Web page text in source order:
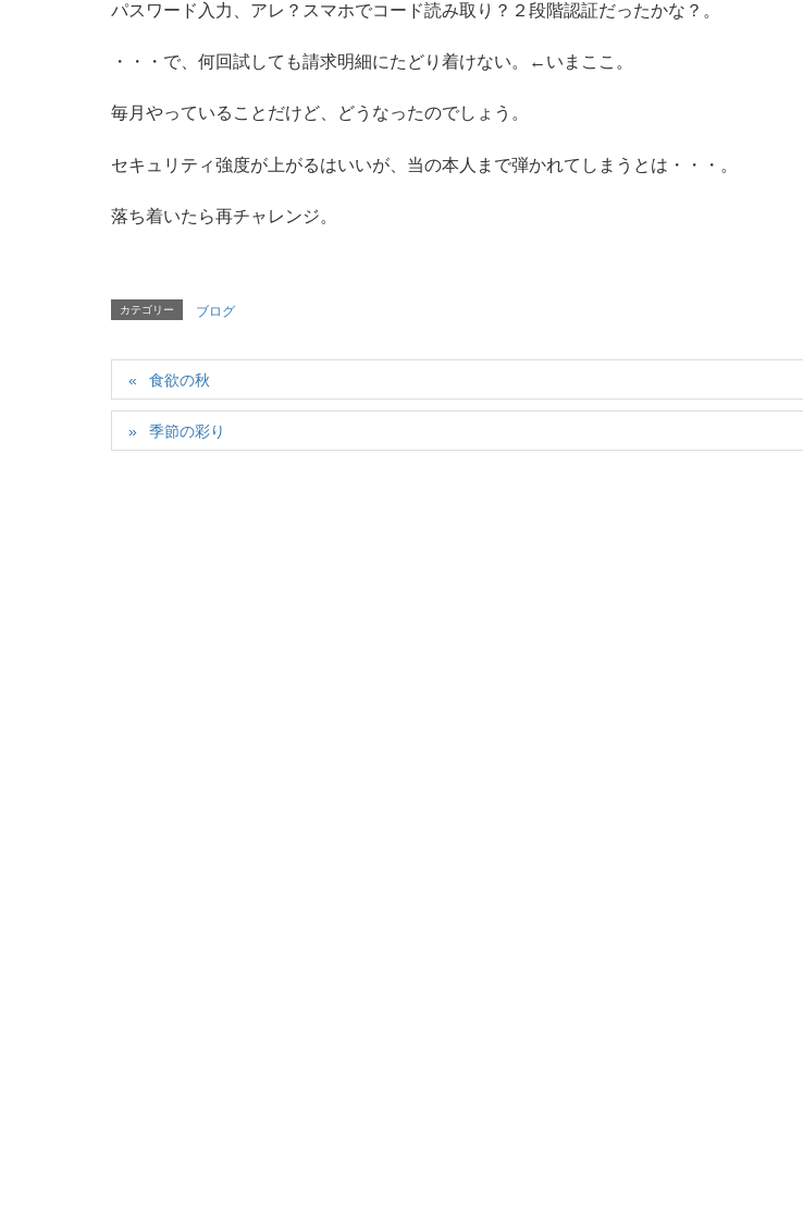
パスワード入力、アレ？スマホでコード読み取り？２段階認証だったかな？。
・・・で、何回試しても請求明細にたどり着けない。←いまここ。
毎月やっていることだけど、どうなったのでしょう。
セキュリティ強度が上がるはいいが、当の本人まで弾かれてしまうとは・・・。
落ち着いたら再チャレンジ。
カテゴリー ブログ
食欲の秋
季節の彩り